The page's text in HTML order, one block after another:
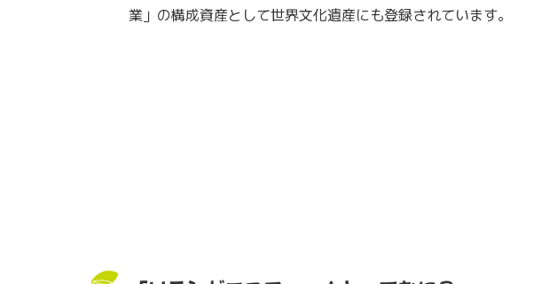
業」の構成資産として世界文化遺産にも登録されています。